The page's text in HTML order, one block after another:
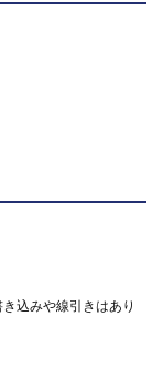
込みや線引きはあり